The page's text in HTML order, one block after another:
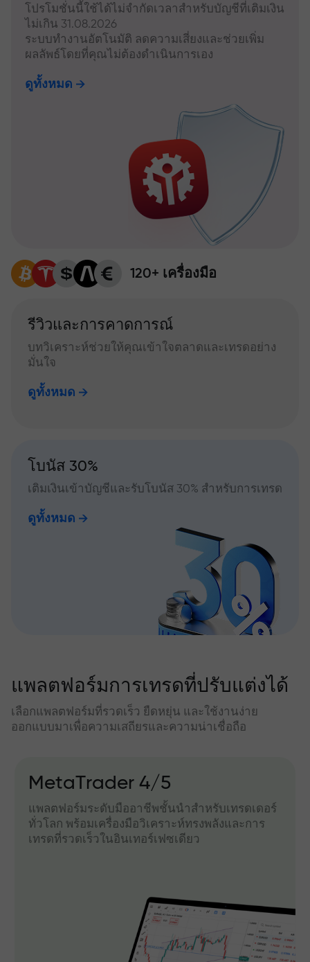
โปรโมชั่นนี้ใช้ได้ไม่จำกัดเวลาสำหรับบัญชีที่เติมเงิน
ไม่เกิน 31.08.2026
ระบบทำงานอัตโนมัติ ลดความเสี่ยงและช่วยเพิ่ม
ผลลัพธ์โดยที่คุณไม่ต้องดำเนินการเอง
ดูทั้งหมด
120+ เครื่องมือ
รีวิวและการคาดการณ์
บทวิเคราะห์ช่วยให้คุณเข้าใจตลาดและเทรดอย่าง
มั่นใจ
ดูทั้งหมด
โบนัส 30%
เติมเงินเข้าบัญชีและรับโบนัส 30% สำหรับการเทรด
ดูทั้งหมด
แพลตฟอร์มการเทรดที่ปรับแต่งได้
เลือกแพลตฟอร์มที่รวดเร็ว ยืดหยุ่น และใช้งานง่าย
ออกแบบมาเพื่อความเสถียรและความน่าเชื่อถือ
MetaTrader 4/5
แพลตฟอร์มระดับมืออาชีพชั้นนำสำหรับเทรดเดอร์
ทั่วโลก พร้อมเครื่องมือวิเคราะห์ทรงพลังและการ
เทรดที่รวดเร็วในอินเทอร์เฟซเดียว